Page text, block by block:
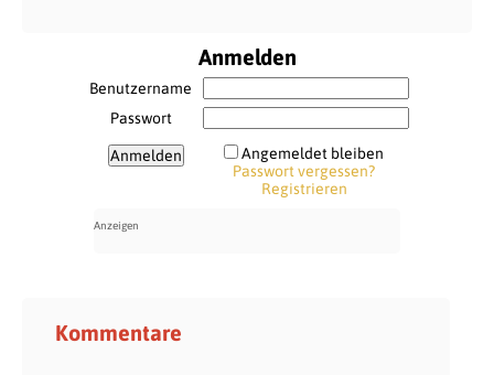
Anmelden
Benutzername
Passwort
Angemeldet bleiben
Passwort vergessen?
Registrieren
Kommentare